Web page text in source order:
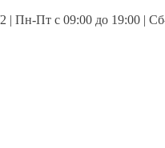
| Пн-Пт с 09:00 до 19:00 |